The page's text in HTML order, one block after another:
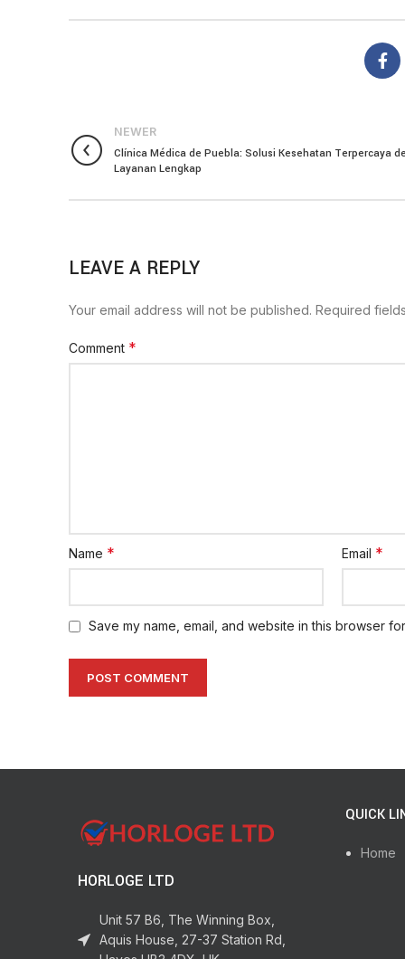
NEWER
Clínica Médica de Puebla: Solusi Kesehatan Terpercaya
Layanan Lengkap
LEAVE A REPLY
Your email address will not be published. Required
Comment *
Name * Email *
Save my name, email, and website in this browser
HORLOGE LTD
Unit 57 B6, The Winning Box,
Aquis House, 27-37 Station Rd,
QUICK
Home